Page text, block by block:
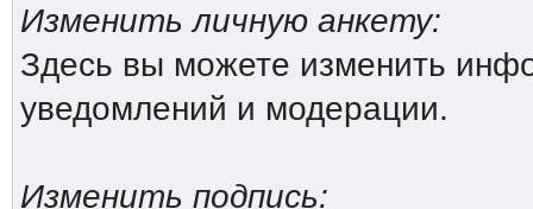
Изменить личную анкету:
Здесь вы можете изменить
уведомлений и модерации.
Изменить подпись: